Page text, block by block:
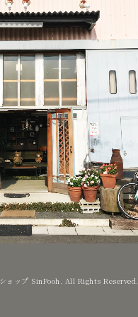
ョップ SinPooh. All Rights Reserved.